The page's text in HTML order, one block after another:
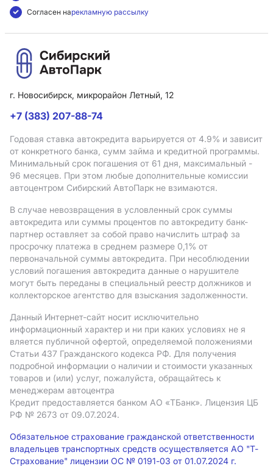
Согласен нарекламную рассылку
г. Новосибирск, микрорайон Летный, 12
+7 (383) 207-88-74
Годовая ставка автокредита варьируется от 4.9% и зависит
от конкретного банка, сумм займа и кредитной программы.
Минимальный срок погашения от 61 дня, максимальный -
96 месяцев. При этом любые дополнительные комиссии
автоцентром Сибирский АвтоПарк не взимаются.
В случае невозвращения в условленный срок суммы
автокредита или суммы процентов по автокредиту банк-
партнер оставляет за собой право начислить штраф за
просрочку платежа в среднем размере 0,1% от
первоначальной суммы автокредита. При несоблюдении
условий погашения автокредита данные о нарушителе
могут быть переданы в специальный реестр должников и
коллекторское агентство для взыскания задолженности.
Данный Интернет-сайт носит исключительно
информационный характер и ни при каких условиях не я
вляется публичной офертой, определяемой положениями
Статьи 437 Гражданского кодекса РФ. Для получения
подробной информации о наличии и стоимости указанных
товаров и (или) услуг, пожалуйста, обращайтесь к
менеджерам автоцентра
Кредит предоставляется банком АO «ТБанк». Лицензия ЦБ
РФ № 2673 от 09.07.2024.
Обязательное страхование гражданской ответственности
владельцев транспортных средств осуществляется АО "Т-
Страхование" лицензии ОС № 0191-03 от 01.07.2024 г.